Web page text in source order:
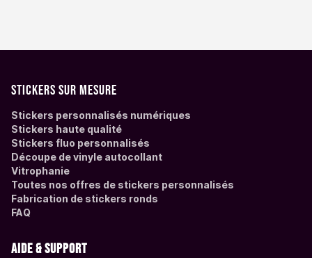
Stickers sur mesure
Stickers personnalisés numériques
Stickers haute qualité
Stickers fluo personnalisés
Découpe de vinyle autocollant
Vitrophanie
Toutes nos offres de stickers personnalisés
Fabrication de stickers ronds
FAQ
Aide & support